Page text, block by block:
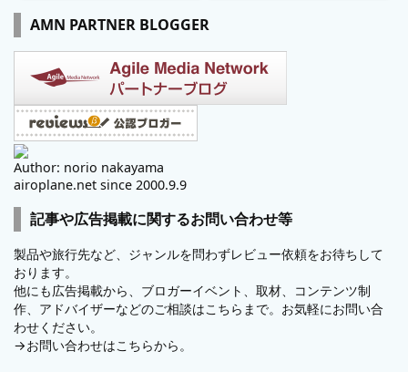
AMN PARTNER BLOGGER
Author: norio nakayama
airoplane.net since 2000.9.9
記事や広告掲載に関するお問い合わせ等
製品や旅行先など、ジャンルを問わずレビュー依頼をお待ちして
おります。
他にも広告掲載から、ブロガーイベント、取材、コンテンツ制
作、アドバイザーなどのご相談はこちらまで。お気軽にお問い合
わせください。
→お問い合わせはこちらから。